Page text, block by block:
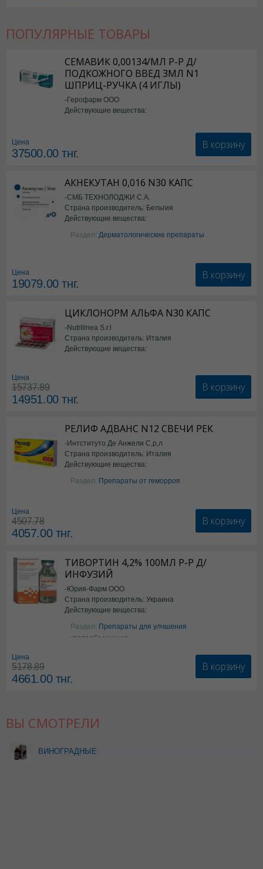
ПОПУЛЯРНЫЕ ТОВАРЫ
СЕМАВИК 0,00134/МЛ Р-Р Д/
ПОДКОЖНОГО ВВЕД 3МЛ N1
ШПРИЦ-РУЧКА (4 ИГЛЫ)
-Герофарм ООО
Действующие вещества:
Цена
37500.00тнг.
В корзину
АКНЕКУТАН 0,016 N30 КАПС
-СМБ ТЕХНОЛОДЖИ С.А.
Страна производитель: Бельгия
Действующие вещества:
Изотретиноин
Раздел: Дерматологические препараты
Цена
19079.00тнг.
В корзину
ЦИКЛОНОРМ АЛЬФА N30 КАПС
-Nutrilinea S.r.l
Страна производитель: Италия
Действующие вещества:
Цена
15737.89
14951.00тнг.
В корзину
РЕЛИФ АДВАНС N12 СВЕЧИ РЕК
-Интституто Де Анжели С,р,л
Страна производитель: Италия
Действующие вещества:
Бензокаин
Раздел: Препараты от геморроя
Цена
4507.78
4057.00тнг.
В корзину
ТИВОРТИН 4,2% 100МЛ Р-Р Д/
ИНФУЗИЙ
-Юрия-Фарм ООО
Страна производитель: Украина
Действующие вещества:
Аргинин
Раздел: Препараты для улчшения
кровообращения
Цена
5178.89
4661.00тнг.
В корзину
ВЫ СМОТРЕЛИ
ВИНОГРАДНЫЕ